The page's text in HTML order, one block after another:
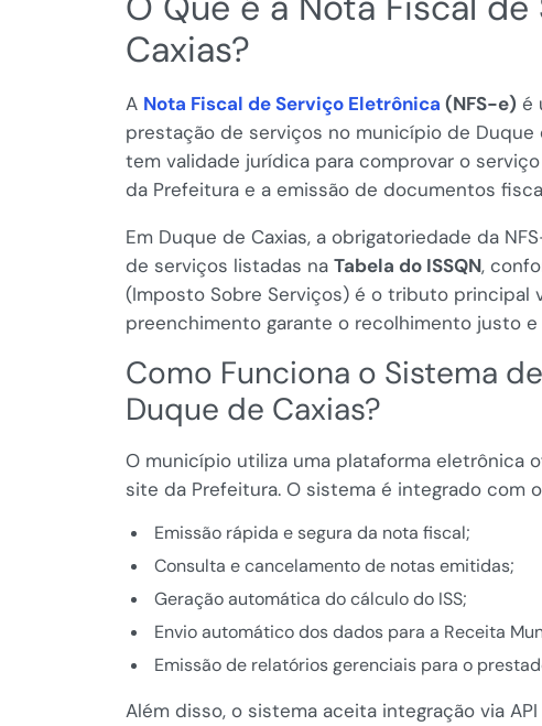
Caxias?
A Nota Fiscal de Serviço Eletrônica (NFS-e) é
prestação de serviços no município de
tem validade jurídica para comprovar o
da Prefeitura e a emissão de documentos
Em Duque de Caxias, a obrigatoriedade da
de serviços listadas na Tabela do ISSQN,
(Imposto Sobre Serviços) é o tributo principal
preenchimento garante o recolhimento justo
Como Funciona o Sistema de
Duque de Caxias?
O município utiliza uma plataforma eletrônica
site da Prefeitura. O sistema é integrado com
Emissão rápida e segura da nota fiscal;
Consulta e cancelamento de notas emitidas;
Geração automática do cálculo do ISS;
Envio automático dos dados para a Receita
Emissão de relatórios gerenciais para o
Além disso, o sistema aceita integração via